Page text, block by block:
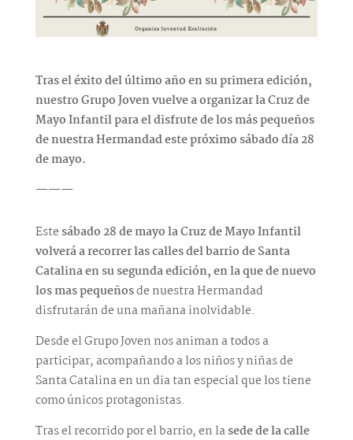
Tras el éxito del último año en su primera edición,
nuestro Grupo Joven vuelve a organizar la Cruz de
Mayo Infantil para el disfrute de los más pequeños
de nuestra Hermandad este próximo sábado día 28
de mayo.
———
Este sábado 28 de mayo la Cruz de Mayo Infantil
volverá a recorrer las calles del barrio de Santa
Catalina en su segunda edición, en la que de nuevo
los mas pequeñosde nuestra Hermandad
disfrutarán de una mañana inolvidable.
Desde el Grupo Joven nos animan a todos a
participar, acompañando a los niños y niñas de
Santa Catalina en un dia tan especial que los tiene
como únicos protagonistas.
Tras el recorrido por el barrio, en lasede de la calle